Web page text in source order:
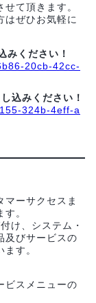
て頂きます。
はぜひお気軽に
みください！
20cb-42cc-
込みください！
324b-4eff-a
マーサクセスま
。
け、システム・
及びサービスの
す。
ビスメニューの